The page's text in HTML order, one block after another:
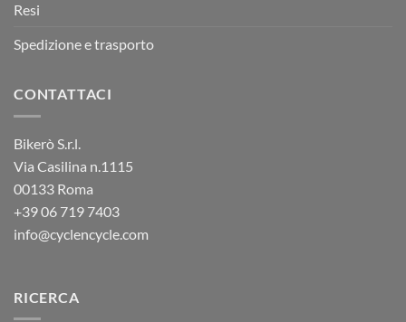
Resi
Spedizione e trasporto
CONTATTACI
Bikerò S.r.l.
Via Casilina n.1115
00133 Roma
+3906 719 7403
info@cyclencycle.com
RICERCA